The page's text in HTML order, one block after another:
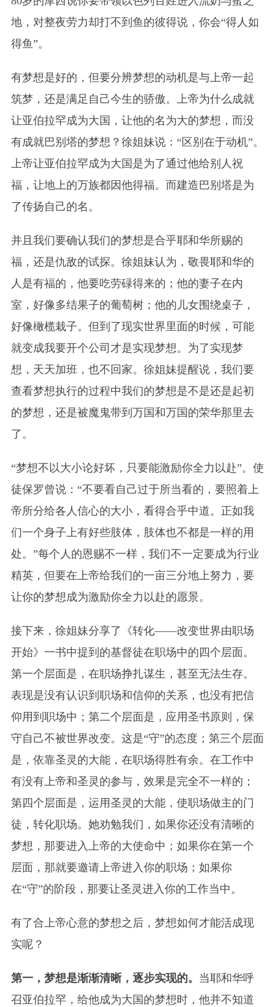
地，对整夜劳力却打不到鱼的彼得说，你会“得人如
得鱼”。
有梦想是好的，但要分辨梦想的动机是与上帝一起
筑梦，还是满足自己今生的骄傲。上帝为什么成就
让亚伯拉罕成为大国，让他的名为大的梦想，而没
有成就巴别塔的梦想？徐姐妹说：“区别在于动机”。
上帝让亚伯拉罕成为大国是为了通过他给别人祝
福，让地上的万族都因他得福。而建造巴别塔是为
了传扬自己的名。
并且我们要确认我们的梦想是合乎耶和华所赐的
福，还是仇敌的试探。徐姐妹认为，敬畏耶和华的
人是有福的，他要吃劳碌得来的；他的妻子在内
室，好像多结果子的葡萄树；他的儿女围绕桌子，
好像橄榄栽子。但到了现实世界里面的时候，可能
就变成我要开个公司才是实现梦想。为了实现梦
想，天天加班，也不回家。徐姐妹提醒说，我们要
查看梦想执行的过程中我们的梦想是不是还是起初
的梦想，还是被魔鬼带到万国和万国的荣华那里去
了。
“梦想不以大小论好坏，只要能激励你全力以赴”。使
徒保罗曾说：“不要看自己过于所当看的，要照着上
帝所分给各人信心的大小，看得合乎中道。正如我
们一个身子上有好些肢体，肢体也不都是一样的用
处。”每个人的恩赐不一样，我们不一定要成为行业
精英，但要在上帝给我们的一亩三分地上努力，要
让你的梦想成为激励你全力以赴的愿景。
接下来，徐姐妹分享了《转化——改变世界由职场
开始》一书中提到的基督徒在职场中的四个层面。
第一个层面是，在职场挣扎谋生，甚至无法生存。
表现是没有认识到职场和信仰的关系，也没有把信
仰用到职场中；第二个层面是，应用圣书原则，保
守自己不被世界改变。这是“守”的态度；第三个层面
是，依靠圣灵的大能，在职场得胜有余。在工作中
有没有上帝和圣灵的参与，效果是完全不一样的；
第四个层面是，运用圣灵的大能，使职场做主的门
徒，转化职场。她劝勉我们，如果你还没有清晰的
梦想，那要进入上帝的大使命中；如果你在第一个
层面，那就要邀请上帝进入你的职场；如果你
在“守”的阶段，那要让圣灵进入你的工作当中。
有了合上帝心意的梦想之后，梦想如何才能活成现
实呢？
第一，梦想是渐渐清晰，逐步实现的。 当耶和华呼
召亚伯拉罕，给他成为大国的梦想时，他并不知道